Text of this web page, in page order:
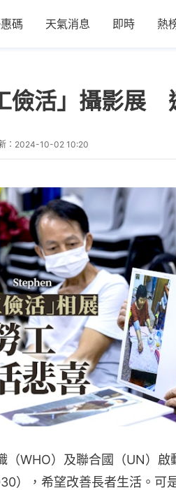
碼 天氣消息 即時 熱
儉活」攝影展
： 2024-10-02 10:20
（WHO）及聯合國（UN）啟
），希望改善長者生活。可